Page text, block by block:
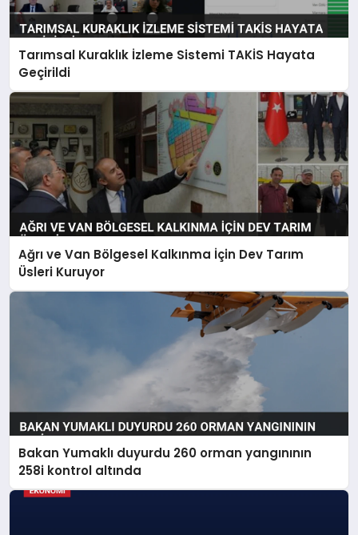
Tarımsal Kuraklık İzleme Sistemi TAKİS Hayata
Geçirildi
Ağrı ve Van Bölgesel Kalkınma İçin Dev Tarım
Üsleri Kuruyor
Bakan Yumaklı duyurdu 260 orman yangınının
258i kontrol altında